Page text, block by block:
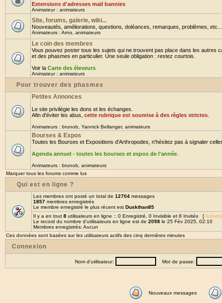
Extensions d'adresses mail bannies
Animateur : animateurs
Site, forums, galerie, wiki...
Nouveautés, améliorations, questions, doléances, remarques, problèmes,
Animateurs : Arno animateurs
Le coin des membres
Vous pouvez poster tous les sujets qui ne trouvent pas place dans les autres
et des phasmes en particulier. Une seule obligation : restez courtois.
Voir la Carte des éleveurs
Animateur : animateurs
Pour trouver des phasmes
Petites Annonces
Le site privilègie les dons et les échanges.
Afin d'éviter les abus, cette rubrique est soumise à des règles strictes
Animateurs : brunob Yannick Bellanger, animateurs
Bourses & Expos
Toutes les Bourses et Expositions d'Arthropodes, n'hésitez pas à signaler
Agenda annuel - toutes les bourses et expos de l'année
Animateurs : brunob animateurs
Marquer tous les forums comme lus
Qui est en ligne ?
Les membres ont posté un total de 12704 messages
1857 membres enregistrés
Le membre enregistré le plus récent est Duskthan85
Il y a en tout 8 utilisateurs en ligne :: 0 Enregistré, 0 Invisible et 8 Invités [
Le record du nombre d'utilisateurs en ligne est de 2098 le 25 Fév 2025, 02:10
Membres enregistrés: Aucun
Ces données sont basées sur les utilisateurs actifs des cinq dernières minutes
Connexion
Nom d'utilisateur: Mot de passe:
Nouveaux messages